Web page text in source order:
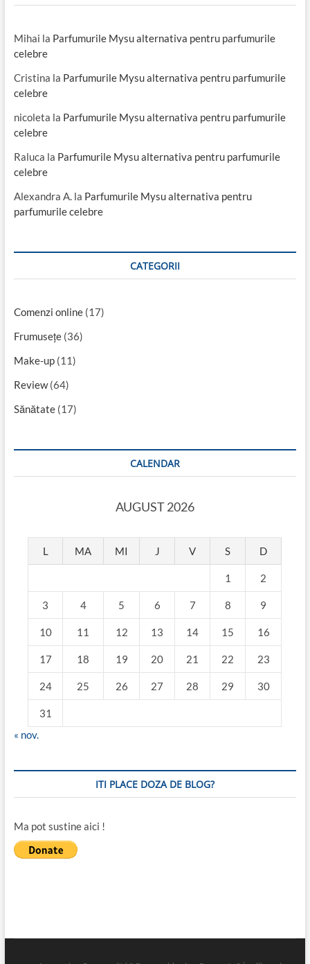
Mihai la Parfumurile Mysu alternativa pentru parfumurile
celebre
Cristina la Parfumurile Mysu alternativa pentru parfumurile
celebre
nicoleta la Parfumurile Mysu alternativa pentru parfumurile
celebre
Raluca la Parfumurile Mysu alternativa pentru parfumurile
celebre
Alexandra A.la Parfumurile Mysu alternativa pentru
parfumurile celebre
CATEGORII
Comenzi online(17)
Frumusețe(36)
Make-up(11)
Review(64)
Sănătate(17)
CALENDAR
AUGUST 2026
L MA MI J V S D
1 2
3 4 5 6 7 8 9
10 11 12 13 14 15 16
17 18 19 20 21 22 23
24 25 26 27 28 29 30
31
« nov.
ITI PLACE DOZA DE BLOG?
Ma pot sustine aici !